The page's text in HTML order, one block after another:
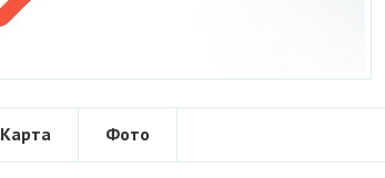
Карта Фото